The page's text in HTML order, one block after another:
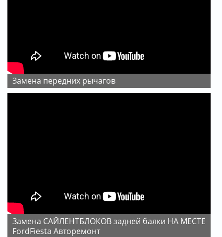
Замена передних рычагов
Замена САЙЛЕНТБЛОКОВ задней балки НА МЕСТЕ
FordFiesta Авторемонт